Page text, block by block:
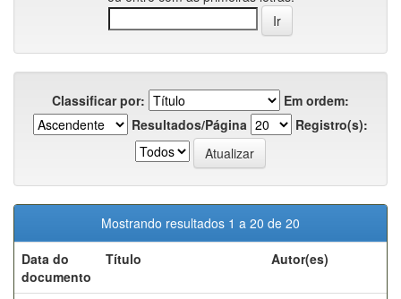
Classificar por:
Em ordem:
Resultados/Página
Registro(s):
Mostrando resultados 1 a 20 de 20
Data do
documento
Título Autor(es)